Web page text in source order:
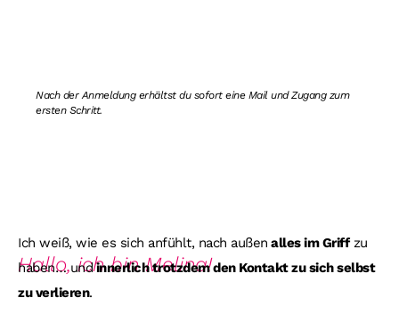
Nach der Anmeldung erhältst du sofort eine Mail und Zugang zum
ersten Schritt.
Hallo, ich bin Melina!
Ich weiß, wie es sich anfühlt, nach außen alles im Griffzu
haben… undinnerlich trotzdem den Kontakt zu sich selbst
zu verlieren.